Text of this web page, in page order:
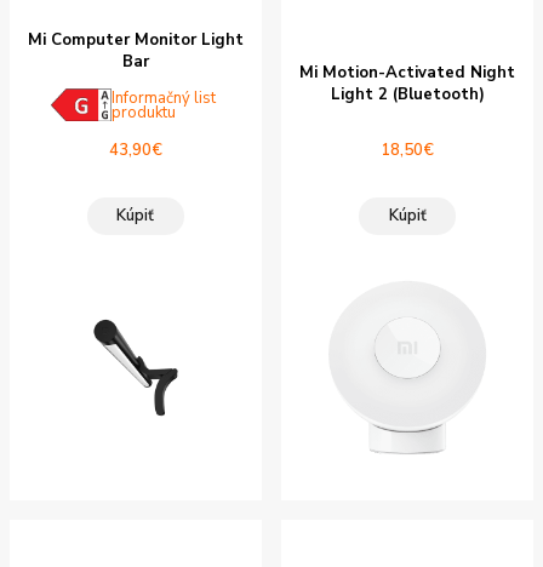
filter
V zľave
Mi Computer Monitor Light
Bar
Informačný list
produktu
43,90€
Kúpiť
Mi Motion-Activated Night
Light 2 (Bluetooth)
18,50€
Kúpiť